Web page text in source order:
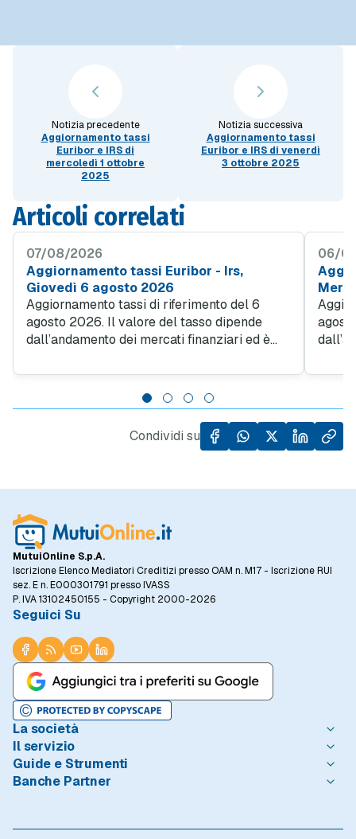
Notizia precedente
Aggiornamento tassi
Euribor e IRS di
mercoledì 1 ottobre
2025
Notizia successiva
Aggiornamento tassi
Euribor e IRS di venerdì
3 ottobre 2025
Articoli correlati
07/08/2026
Aggiornamento tassi Euribor - Irs,
Giovedì 6 agosto 2026
Aggiornamento tassi di riferimento del 6
agosto 2026. Il valore del tasso dipende
dall’andamento dei mercati finanziari ed è
tasso applic ato ai contratti di mutuo...
06/
tasso
Condividi su
MutuiOnline S.p.A.
Iscrizione Elenco Mediatori Creditizi presso OAM n. M17 - Iscrizione RUI
sez. E n. E000301791 presso IVASS
P. IVA 13102450155 - Copyright 2000-2026
Seguici Su
La società
Chi è MutuiOnline.it
Contatta MutuiOnline.it
Opinioni degli Utenti
Linee guida editoriali
Il servizio
Come Funziona
Condizioni di Utilizzo
Privacy
Guide e Strumenti
Guide Mutui
Mutuo 100 prima casa
Banche Partner
BNL - BNP Paribas